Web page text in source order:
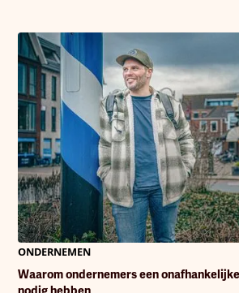
ONDERNEMEN
Waarom ondernemers een